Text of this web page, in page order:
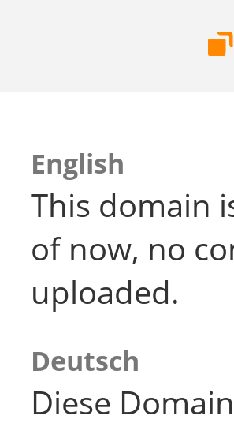
English
This domain
of now, no
uploaded.
Deutsch
Diese